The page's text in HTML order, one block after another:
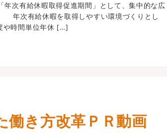
年次有給休暇取得促進期間」として、集中的な広
年次有給休暇を取得しやすい環境づくりとし
や時間単位年休 […]
働き方改革ＰＲ動画